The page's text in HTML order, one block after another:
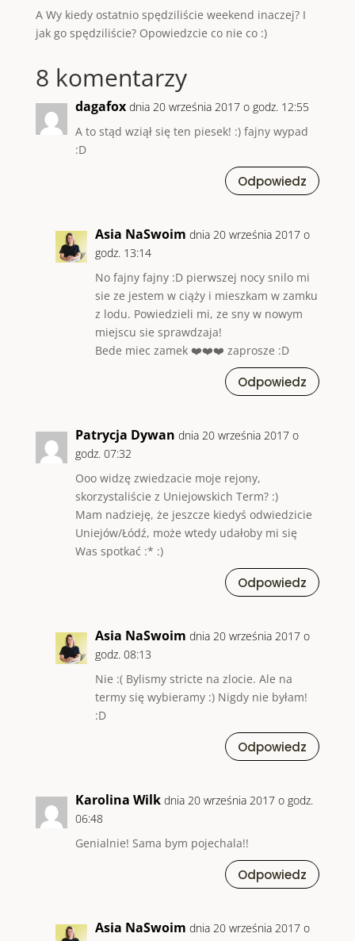
A Wy kiedy ostatnio spędziliście weekend inaczej? I
jak go spędziliście? Opowiedzcie co nie co :)
8 komentarzy
dagafox dnia 20 września 2017 o godz. 12:55
A to stąd wziął się ten piesek! :) fajny wypad
:D
Odpowiedz
Asia NaSwoim dnia 20 września 2017 o
godz. 13:14
No fajny fajny :D pierwszej nocy snilo mi
sie ze jestem w ciąży i mieszkam w zamku
z lodu. Powiedzieli mi, ze sny w nowym
miejscu sie sprawdzaja!
Bede miec zamek ❤️❤️❤️ zaprosze :D
Odpowiedz
Patrycja Dywan dnia 20 września 2017 o
godz. 07:32
Ooo widzę zwiedzacie moje rejony,
skorzystaliście z Uniejowskich Term? :)
Mam nadzieję, że jeszcze kiedyś odwiedzicie
Uniejów/Łódź, może wtedy udałoby mi się
Was spotkać :* :)
Odpowiedz
Asia NaSwoim dnia 20 września 2017 o
godz. 08:13
Nie :( Bylismy stricte na zlocie. Ale na
termy się wybieramy :) Nigdy nie byłam!
:D
Odpowiedz
Karolina Wilk dnia 20 września 2017 o godz.
06:48
Genialnie! Sama bym pojechala!!
Odpowiedz
Asia NaSwoim dnia 20 września 2017 o